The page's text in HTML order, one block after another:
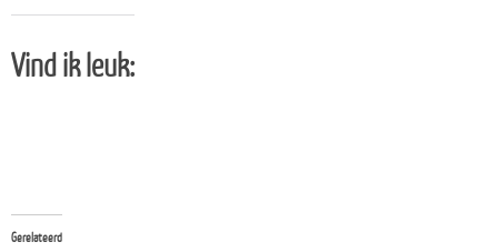
Vind ik leuk:
Gerelateerd